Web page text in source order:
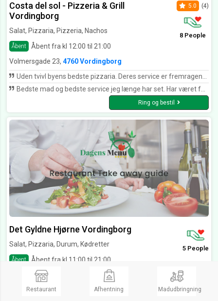
Costa del sol - Pizzeria & Grill
Vordingborg
Salat, Pizzaria, Pizzeria, Nachos
Åbent Åbent fra kl 12:00 til 21:00
5.0 (4)
8 People
Volmersgade 23, 4760 Vordingborg
Uden tvivl byens bedste pizzaria. Deres service er fremragende, pizza velsmagende og man går altid derfra med et smil.
Bedste mad og bedste service jeg længe har set. Har været forbi mange forskellige pizzaria i Vordingborg Pappas, gyldne hjørne og hvad ved jeg. Troede altid jeg havde smagt på en god pizza, men efter jeg har spist på Costa del sol har jeg virkelig fundet ud af hvordan pizza’er skal smages. KAN KLAR ANBEFALES UDEN TVIVL BYENS BEDSTE
Ring og bestil
Det Gyldne Hjørne Vordingborg
Salat, Pizzaria, Durum, Kødretter
Åbent Åbent fra kl 11:00 til 21:00
5 People
Kuskevej 2,4760 Vordingborg
Ring og bestil
Restaurant Afhentning Madudbringning